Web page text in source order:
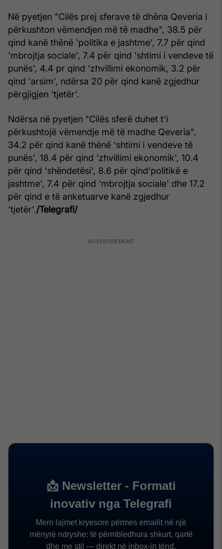
Në pyetjen "Cilës prej sferave të dhëna Qeveria i
përkushton vëmendjen më të madhe", 38.5 për
qind kanë thënë 'politika e jashtme', 7.7 për qind
'mbrojtja sociale', 7.4 për qind 'shtimi i vendeve të
punës', 4.4 pr qind 'zhvillimi ekonomik, 3.2 për
qind 'arsim', ndërsa 20 për qind kanë zgjedhur
përgjigjen 'tjetër'.
Ndërsa në pyetjen "Cilës sferë duhet t'i
përkushtojë vëmendje më të madhe Qeveria",
34.2 për qind kanë thënë 'shtimi i vendeve të
punës', 18.4 për qind 'zhvillimi ekonomik', 10.4
për qind 'shëndetësi', 8.6 për qind'politikë e
jashtme', 7.4 për qind 'mbrojtja sociale' dhe 17.2
për qind e të anketuarve kanë zgjedhur
'tjetër'./Telegrafi/